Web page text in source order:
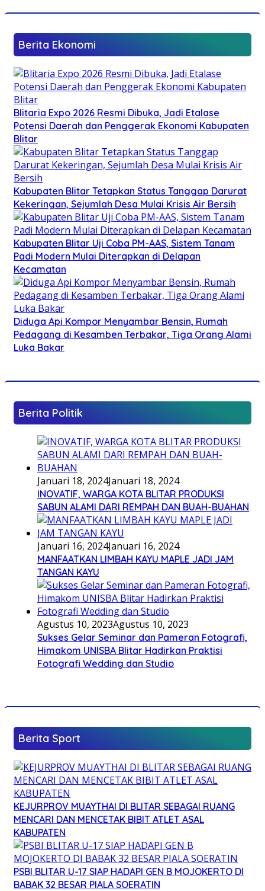
Berita Ekonomi
Blitaria Expo 2026 Resmi Dibuka, Jadi Etalase
Potensi Daerah dan Penggerak Ekonomi Kabupaten
Blitar
Kabupaten Blitar Tetapkan Status Tanggap Darurat
Kekeringan, Sejumlah Desa Mulai Krisis Air Bersih
Kabupaten Blitar Uji Coba PM-AAS, Sistem Tanam
Padi Modern Mulai Diterapkan di Delapan
Kecamatan
Diduga Api Kompor Menyambar Bensin, Rumah
Pedagang di Kesamben Terbakar, Tiga Orang Alami
Luka Bakar
Berita Politik
Januari 18, 2024Januari 18, 2024
INOVATIF, WARGA KOTA BLITAR PRODUKSI
SABUN ALAMI DARI REMPAH DAN BUAH-BUAHAN
Januari 16, 2024Januari 16, 2024
MANFAATKAN LIMBAH KAYU MAPLE JADI JAM
TANGAN KAYU
Agustus 10, 2023Agustus 10, 2023
Sukses Gelar Seminar dan Pameran Fotografi,
Himakom UNISBA Blitar Hadirkan Praktisi
Fotografi Wedding dan Studio
Berita Sport
KEJURPROV MUAYTHAI DI BLITAR SEBAGAI RUANG
MENCARI DAN MENCETAK BIBIT ATLET ASAL
KABUPATEN
PSBI BLITAR U-17 SIAP HADAPI GEN B MOJOKERTO DI
BABAK 32 BESAR PIALA SOERATIN